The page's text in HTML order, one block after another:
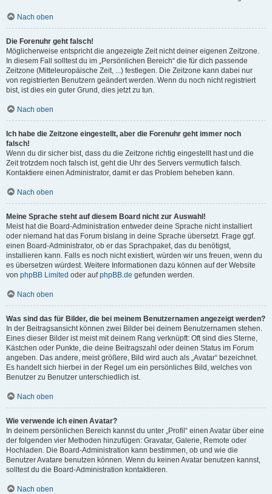
Nach oben
Die Forenuhr geht falsch!
Möglicherweise entspricht die angezeigte Zeit nicht deiner eigenen Zeitzone.
In diesem Fall solltest du im „Persönlichen Bereich“ die für dich passende
Zeitzone (Mitteleuropäische Zeit, ...) festlegen. Die Zeitzone kann dabei nur
von registrierten Benutzern geändert werden. Wenn du noch nicht registriert
bist, ist dies ein guter Grund, dies jetzt zu tun.
Nach oben
Ich habe die Zeitzone eingestellt, aber die Forenuhr geht immer noch
falsch!
Wenn du dir sicher bist, dass du die Zeitzone richtig eingestellt hast und die
Zeit trotzdem noch falsch ist, geht die Uhr des Servers vermutlich falsch.
Kontaktiere einen Administrator, damit er das Problem beheben kann.
Nach oben
Meine Sprache steht auf diesem Board nicht zur Auswahl!
Meist hat die Board-Administration entweder deine Sprache nicht installiert
oder niemand hat das Forum bislang in deine Sprache übersetzt. Frage ggf.
einen Board-Administrator, ob er das Sprachpaket, das du benötigst,
installieren kann. Falls es noch nicht existiert, würden wir uns freuen, wenn du
es übersetzen würdest. Weitere Informationen dazu können auf der Website
von phpBB Limited oder aufphpBB.de gefunden werden.
Nach oben
Was sind das für Bilder, die bei meinem Benutzernamen angezeigt werden?
In der Beitragsansicht können zwei Bilder bei deinem Benutzernamen stehen.
Eines dieser Bilder ist meist mit deinem Rang verknüpft: Oft sind dies Sterne,
Kästchen oder Punkte, die deine Beitragszahl oder deinen Status im Forum
angeben. Das andere, meist größere, Bild wird auch als „Avatar“ bezeichnet.
Es handelt sich hierbei in der Regel um ein persönliches Bild, welches von
Benutzer zu Benutzer unterschiedlich ist.
Nach oben
Wie verwende ich einen Avatar?
In deinem persönlichen Bereich kannst du unter „Profil“ einen Avatar über eine
der folgenden vier Methoden hinzufügen: Gravatar, Galerie, Remote oder
Hochladen. Die Board-Administration kann bestimmen, ob und wie die
Benutzer Avatare benutzen können. Wenn du keinen Avatar benutzen kannst,
solltest du die Board-Administration kontaktieren.
Nach oben